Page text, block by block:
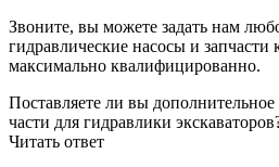
Звоните, вы можете задать нам
гидравлические насосы и
максимально квалифицированно.
Поставляете ли вы
части для гидравлики
Читать ответ